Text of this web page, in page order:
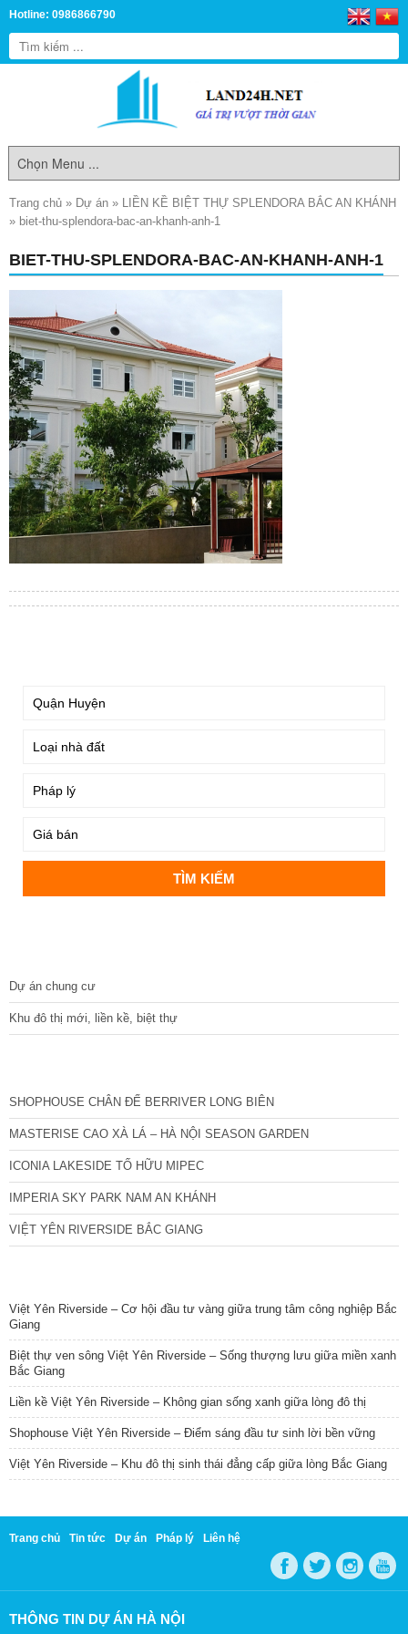
Hotline: 0986866790
Trang chủ » Dự án » LIỀN KỀ BIỆT THỰ SPLENDORA BẮC AN KHÁNH
» biet-thu-splendora-bac-an-khanh-anh-1
BIET-THU-SPLENDORA-BAC-AN-KHANH-ANH-1
Dự án chung cư
Khu đô thị mới, liền kề, biệt thự
SHOPHOUSE CHÂN ĐẾ BERRIVER LONG BIÊN
MASTERISE CAO XÀ LÁ – HÀ NỘI SEASON GARDEN
ICONIA LAKESIDE TỐ HỮU MIPEC
IMPERIA SKY PARK NAM AN KHÁNH
VIỆT YÊN RIVERSIDE BẮC GIANG
Việt Yên Riverside – Cơ hội đầu tư vàng giữa trung tâm công nghiệp Bắc
Giang
Biệt thự ven sông Việt Yên Riverside – Sống thượng lưu giữa miền xanh
Bắc Giang
Liền kề Việt Yên Riverside – Không gian sống xanh giữa lòng đô thị
Shophouse Việt Yên Riverside – Điểm sáng đầu tư sinh lời bền vững
Việt Yên Riverside – Khu đô thị sinh thái đẳng cấp giữa lòng Bắc Giang
Trang chủ Tin tức Dự án Pháp lý Liên hệ
THÔNG TIN DỰ ÁN HÀ NỘI